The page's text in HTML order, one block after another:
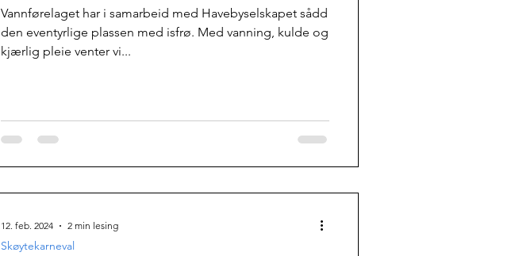
Vannførelaget har i samarbeid med Havebyselskapet sådd
den eventyrlige plassen med isfrø. Med vanning, kulde og
kjærlig pleie venter vi...
Skøytekarneval
12. feb. 2024 2 min lesing